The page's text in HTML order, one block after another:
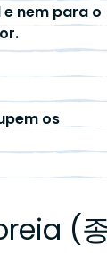
nem para o
os
(